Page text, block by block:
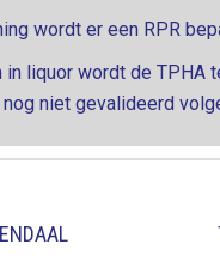
wordt er een RPR
liquor wordt de
niet gevalideerd